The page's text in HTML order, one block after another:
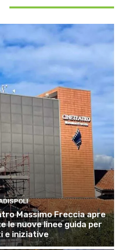
Massimo Freccia apre
le nuove linee guida per
e iniziative